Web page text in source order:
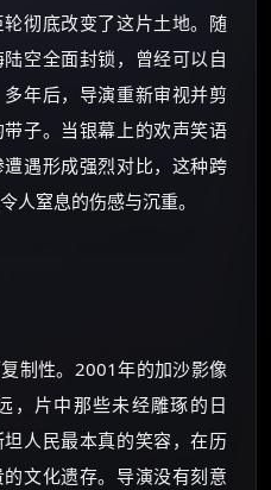
彻底改变了这片土地。随
空全面封锁，曾经可以自
年后，导演重新审视并剪
子。当银幕上的欢声笑语
遇形成强烈对比，这种跨
人窒息的伤感与沉重。
制性。2001年的加沙影像
，片中那些未经雕琢的日
人民最本真的笑容，在历
文化遗存。导演没有刻意
过 Ko-fi 赐茶